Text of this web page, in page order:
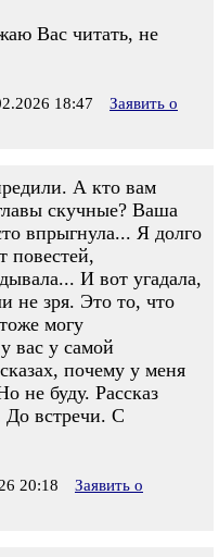
Вас читать, не
18:47
Заявить о
А кто вам
скучные? Ваша
впрыгнула... Я долго
повестей,
И вот угадала,
не зря. Это то, что
могу
вас у самой
почему у меня
не буду. Рассказ
До встречи. С
20:18
Заявить о